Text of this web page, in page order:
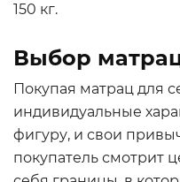
150 кг.
Выбор
Покупая матрац для
индивидуальные
фигуру, и свои
покупатель смотрит